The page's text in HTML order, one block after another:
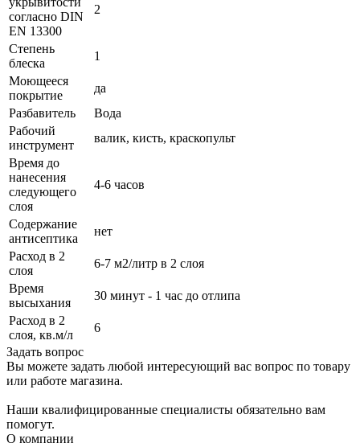
согласно DIN
EN 13300
2
Степень
блеска
1
Моющееся
покрытие
да
Разбавитель
Вода
Рабочий
инструмент
валик, кисть, краскопульт
Время до
нанесения
следующего
слоя
4-6 часов
Содержание
антисептика
нет
Расход в 2
слоя
6-7 м2/литр в 2 слоя
Время
высыхания
30 минут - 1 час до отлипа
Расход в 2
слоя, кв.м/л
6
Задать вопрос
Вы можете задать любой интересующий вас вопрос по товару
или работе магазина.
Наши квалифицированные специалисты обязательно вам
помогут.
О компании